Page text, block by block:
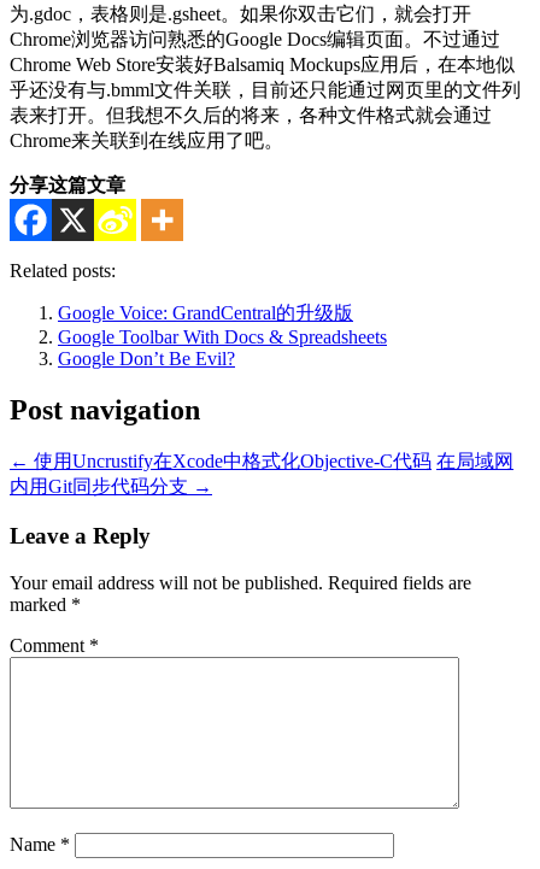
为.gdoc，表格则是.gsheet。如果你双击它们，就会打开
Chrome浏览器访问熟悉的Google Docs编辑页面。不过通过
Chrome Web Store安装好Balsamiq Mockups应用后，在本地似
乎还没有与.bmml文件关联，目前还只能通过网页里的文件列
表来打开。但我想不久后的将来，各种文件格式就会通过
Chrome来关联到在线应用了吧。
分享这篇文章
Related posts:
Google Voice: GrandCentral的升级版
Google Toolbar With Docs & Spreadsheets
Google Don’t Be Evil?
Post navigation
← 使用Uncrustify在Xcode中格式化Objective-C代码 在局域网
内用Git同步代码分支 →
Leave a Reply
Your email address will not be published. Required fields are
marked *
Comment *
Name *